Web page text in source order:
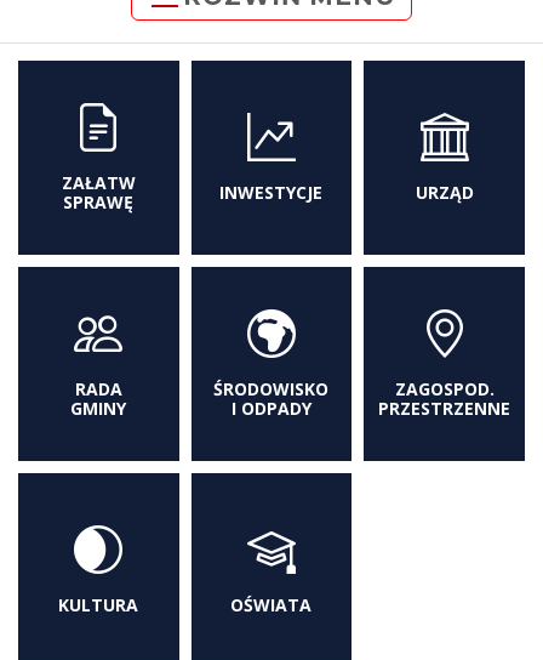
ZAŁATW
SPRAWĘ
INWESTYCJE URZĄD
RADA
GMINY
ŚRODOWISKO
I ODPADY
ZAGOSPOD.
PRZESTRZENNE
KULTURA OŚWIATA